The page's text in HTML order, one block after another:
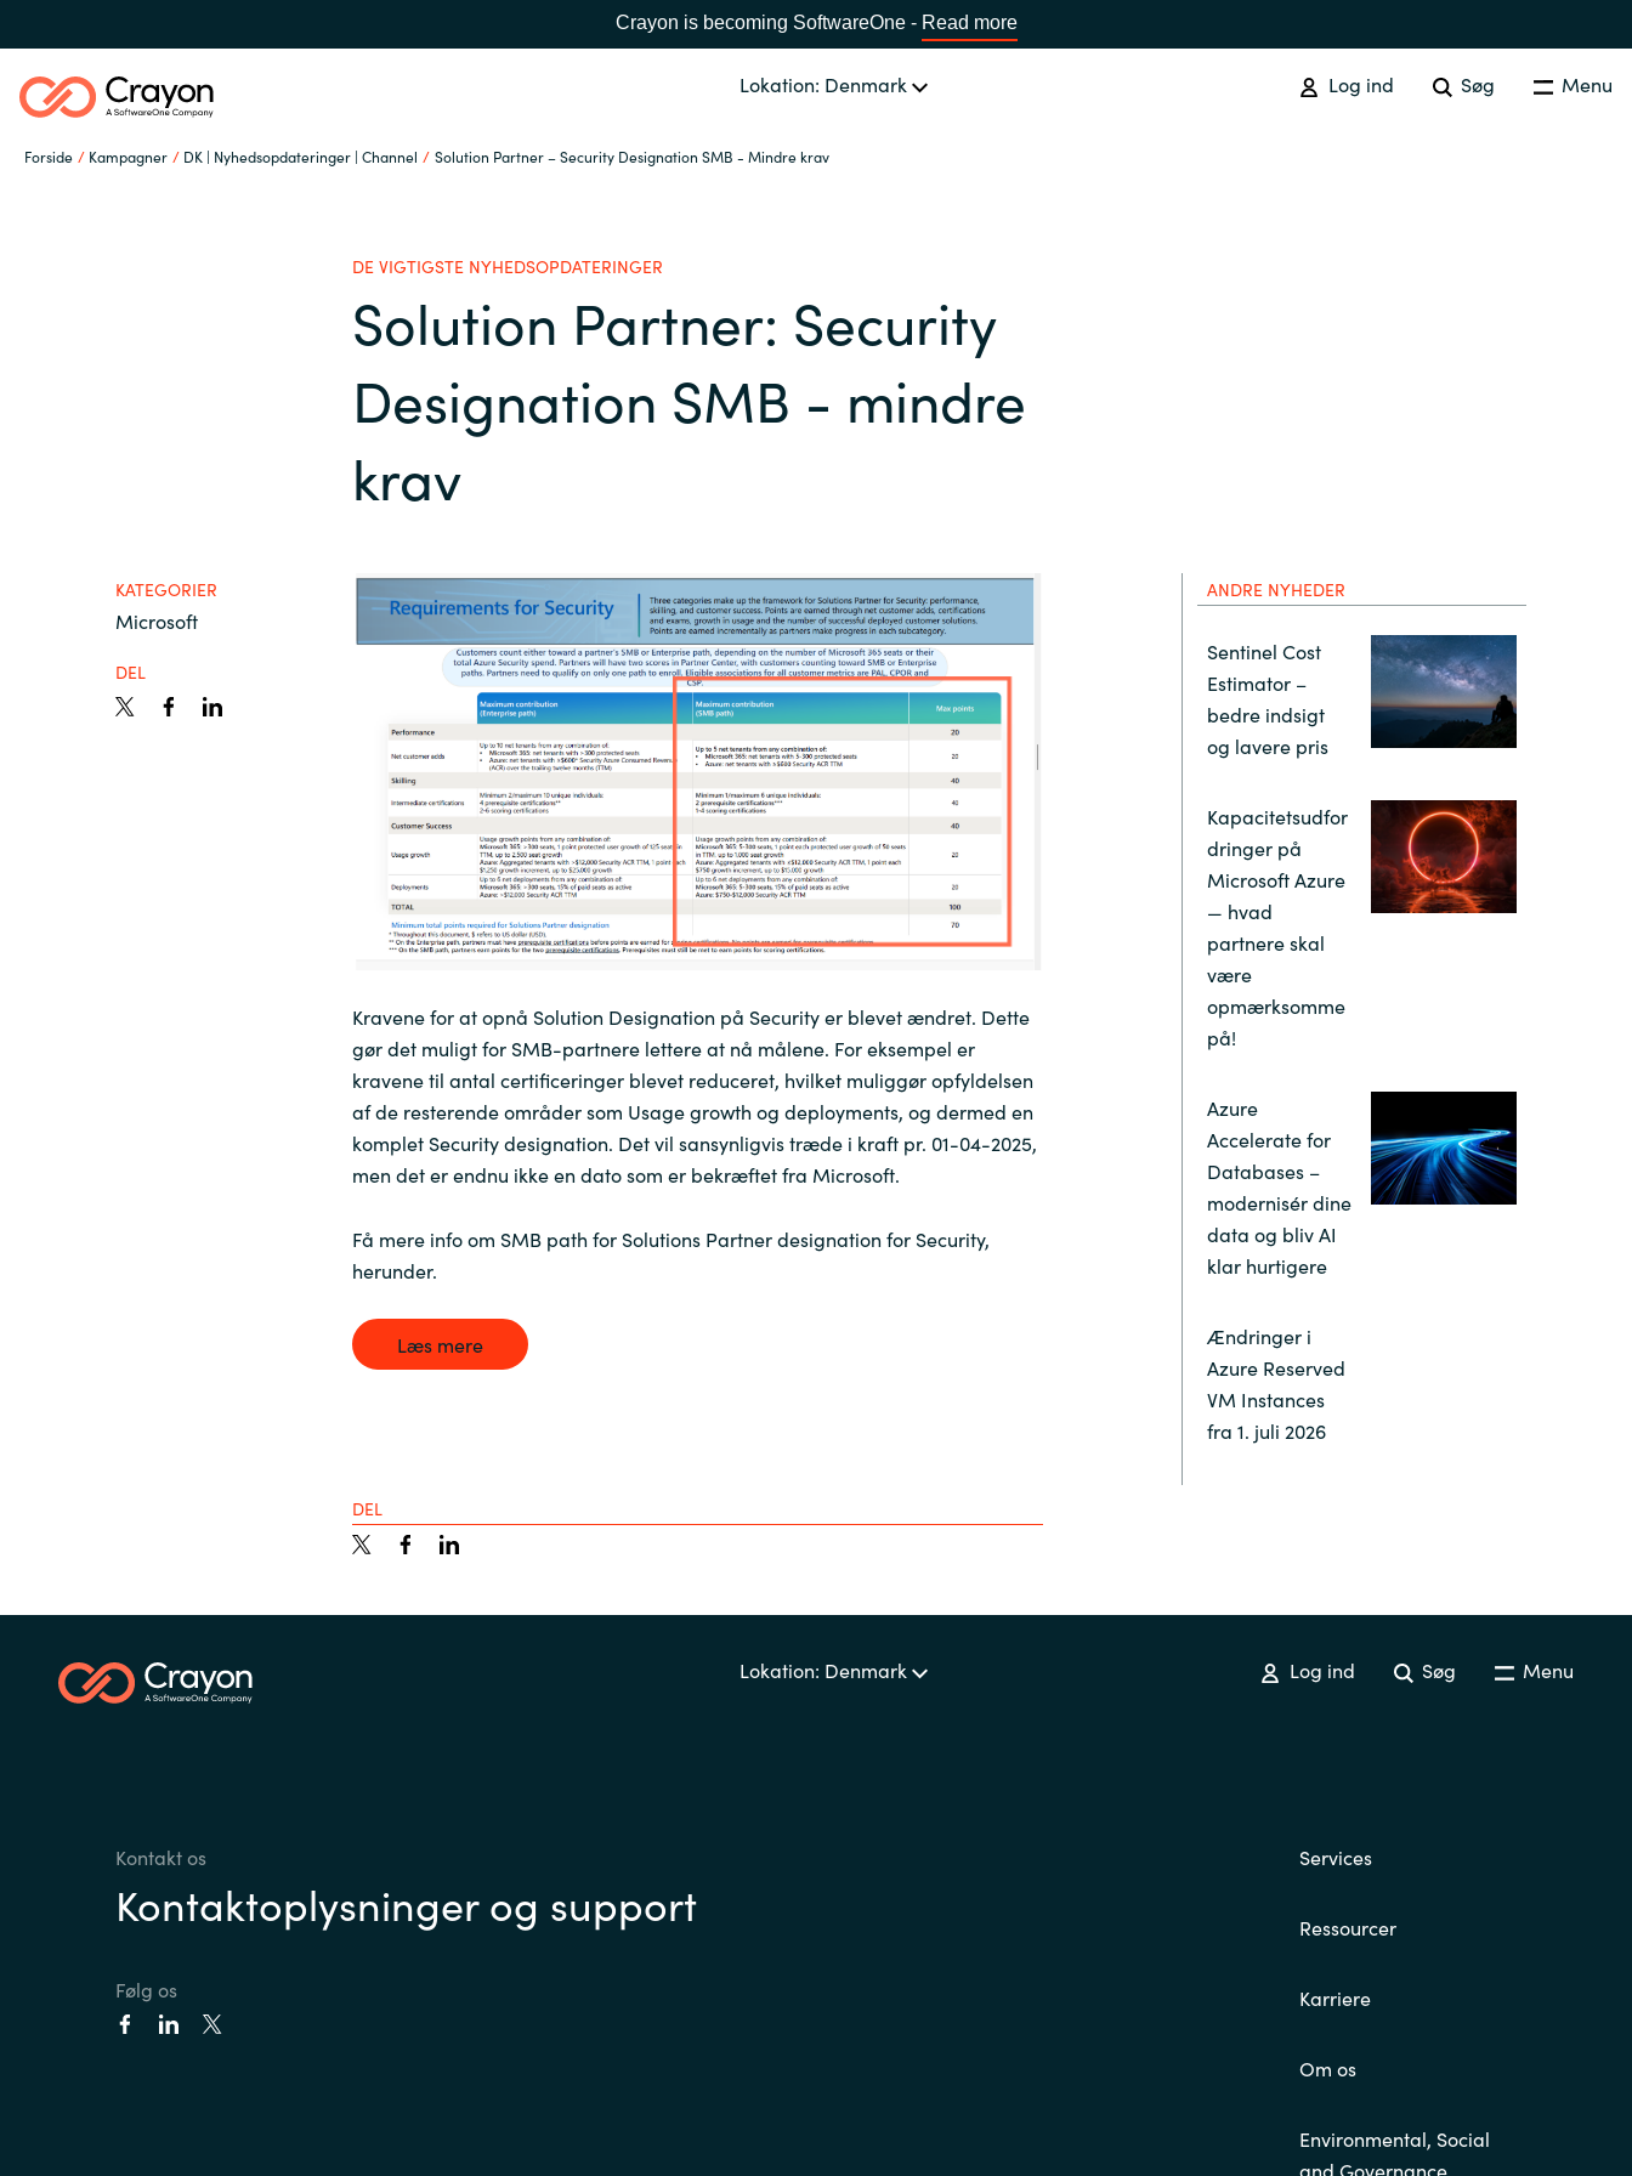
Crayon is becoming SoftwareOne - Read more
Lokation: Denmark Log ind Søg Menu
Forside Kampagner DK | Nyhedsopdateringer | Channel Solution Partner – Security Designation SMB - Mindre krav
Global site Africa
Austria
Bulgaria
Denmark
India
Kingdom of Saudi Arabia
Kuwait
Latvia
Lithuania
Malaysia
Netherlands
Norway
Oman
Philippines
Poland
Portugal
Serbia
Slovenia
Singapore
Sri Lanka
Sweden
Switzerland
United States
Softwarepartnere
Channel Partner
Viden
Karriere
DE VIGTIGSTE NYHEDSOPDATERINGER
Solution Partner: Security
Designation SMB - mindre
krav
KATEGORIER
Microsoft
DEL
Kravene for at opnå Solution Designation på Security er blevet ændret. Dette
gør det muligt for SMB-partnere lettere at nå målene. For eksempel er
kravene til antal certificeringer blevet reduceret, hvilket muliggør opfyldelsen
af de resterende områder som Usagegrowth og deployments, og dermed en
komplet Security designation. Det vil sansynligvistræde i kraft pr. 01-04-2025,
men det er endnu ikke en dato som er bekræftet fra Microsoft.
Få mere info om SMB path for Solutions Partner designation for Security,
herunder.
Læs mere
DEL
ANDRE NYHEDER
Sentinel Cost
Estimator –
bedre indsigt
og lavere pris
Kapacitetsudfor
dringer på
Microsoft Azure
— hvad
partnere skal
være
opmærksomme
på!
Azure
Accelerate for
Databases –
modernisér dine
data og bliv AI
klar hurtigere
Ændringer i
Azure Reserved
VM Instances
fra 1. juli 2026
Lokation: Denmark Log ind Søg Menu
Kontakt os
Kontaktoplysninger og support
Følg os
Services
Ressourcer
Karriere
Om os
Environmental, Social
and Governance